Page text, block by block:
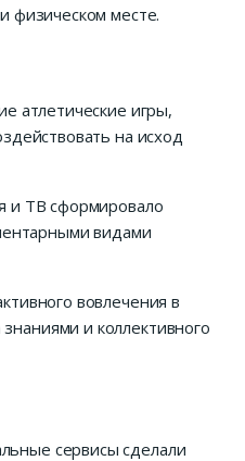
физическом месте.
атлетические игры,
на исход
и ТВ сформировало
видами
вовлечения в
и коллективного
сервисы сделали